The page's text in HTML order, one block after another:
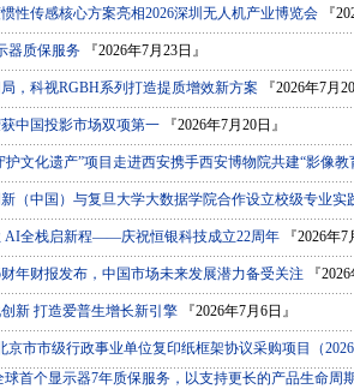
性传感核心方案亮相2026深圳无人机产业博览会 『
器质保服务 『2026年7月23日』
，科视RGBH系列打造提质增效新方案 『2026年7月
中国投影市场双项第一 『2026年7月20日』
护文化遗产”项目走进西安携手西安博物院共建“影像教
（中国）与复旦大学大数据学院合作设立校级专业实
AI全栈启新程——庆祝恒银科技成立22周年 『2026年
财年财报发布，中国市场未来发展潜力备受关注 『
新 打造爱普生增长新引擎 『2026年7月6日』
京市市级行政事业单位复印纸框架协议采购项目（
球首个显示器7年质保服务，以支持更长的产品生命周